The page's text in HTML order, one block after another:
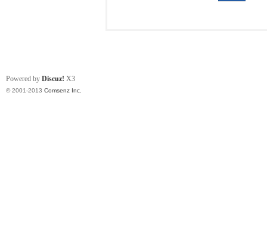
Powered by Discuz! X3
© 2001-2013 Comsenz Inc.